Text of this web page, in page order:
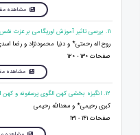
مشاهده
11. بررسی تاثیر آموزش اوریگامی بر عزت نفس دانش آموزان
روح اله رحمتی* و دنیا محمودنژاد و رضا
صفحات 130 - 120
مشاهده
12. انگیزه بخشی کهن الگوی پرسفونه و کهن الگوی هرمس ( دوشیزه و سفر )
کبری رحیمی* و سعدالله رحیمی
صفحات 141 - 131